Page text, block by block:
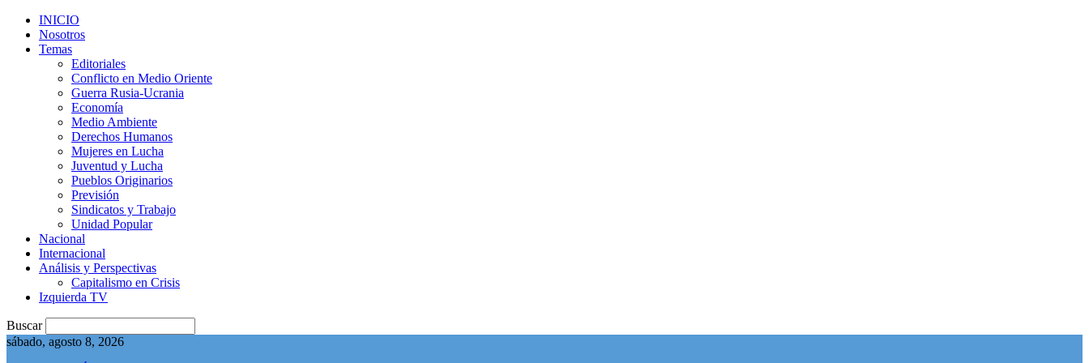
INICIO
Nosotros
Temas
Editoriales
Conflicto en Medio Oriente
Guerra Rusia-Ucrania
Economía
Medio Ambiente
Derechos Humanos
Mujeres en Lucha
Juventud y Lucha
Pueblos Originarios
Previsión
Sindicatos y Trabajo
Unidad Popular
Nacional
Internacional
Análisis y Perspectivas
Capitalismo en Crisis
Izquierda TV
Buscar
sábado, agosto 8, 2026